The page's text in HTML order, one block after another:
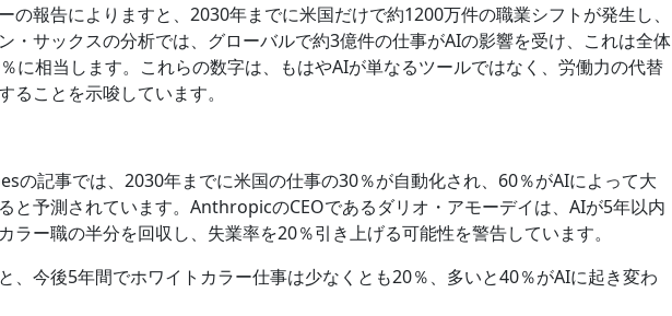
の報告によりますと、2030年までに米国だけで約1200万件の職業シフトが発生し、
・サックスの分析では、グローバルで約3億件の仕事がAIの影響を受け、これは全体
に相当します。これらの数字は、もはやAIが単なるツールではなく、労働力の代替
ることを示唆しています。
の記事では、2030年までに米国の仕事の30％が自動化され、60％がAIによって大
と予測されています。AnthropicのCEOであるダリオ・アモーデイは、AIが5年以内
ラー職の半分を回収し、失業率を20％引き上げる可能性を警告しています。
、今後5年間でホワイトカラー仕事は少なくとも20％、多いと40％がAIに起き変わ